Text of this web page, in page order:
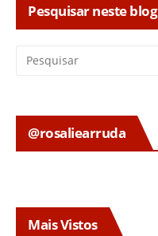
Pesquisar neste blog
@rosaliearruda
Mais Vistos